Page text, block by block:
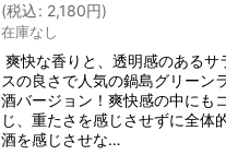
(税込: 2,180円)
在庫なし
爽快な香りと、透明感のあるサ
スの良さで人気の鍋島グリーン
酒バージョン！爽快感の中にも
じ、重たさを感じさせずに全体
酒を感じさせな…